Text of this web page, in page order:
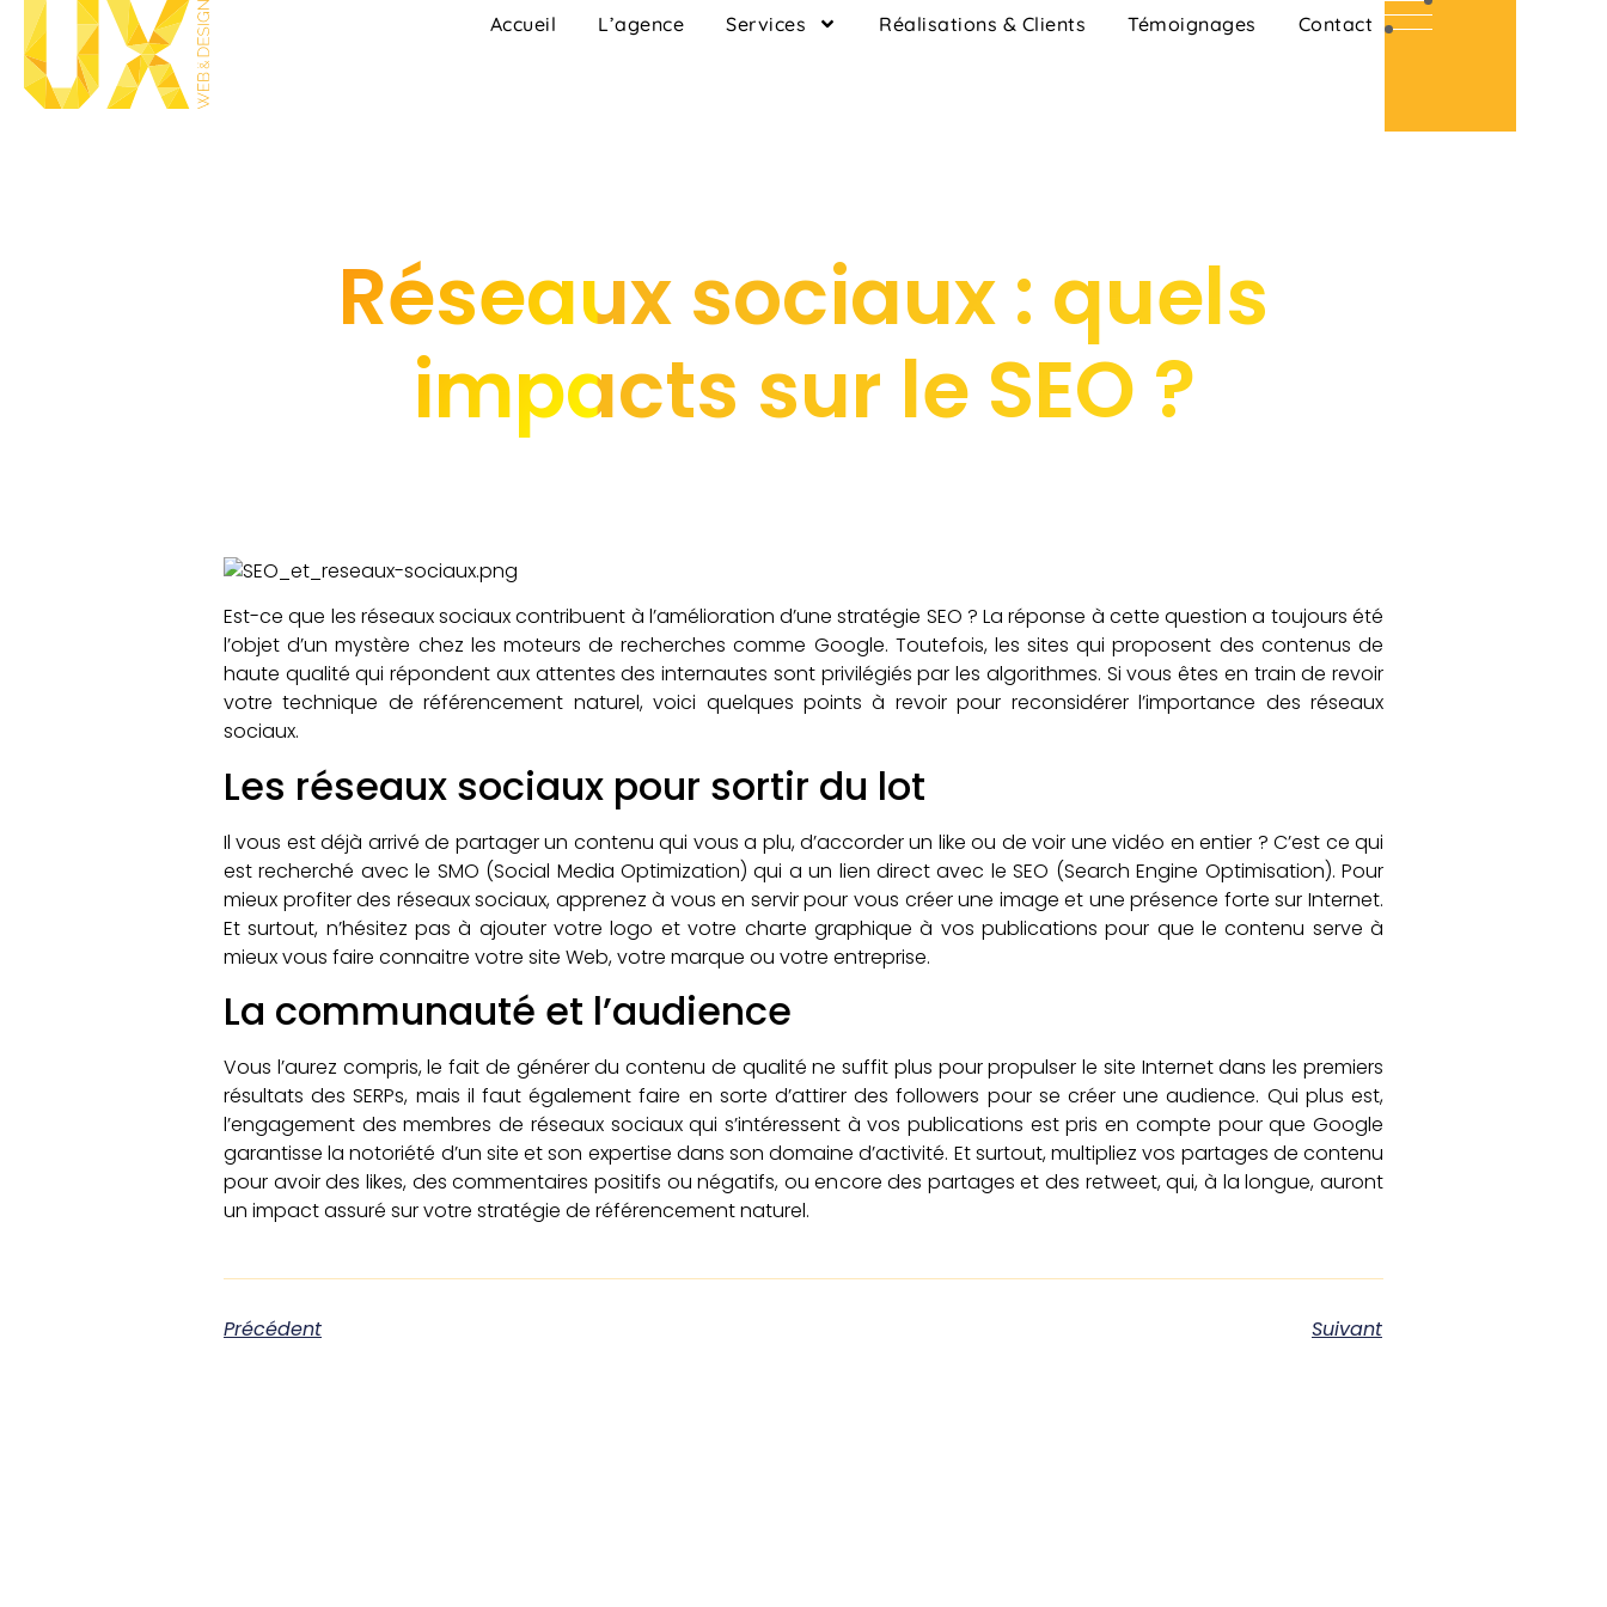
Accueil L’agence Services Réalisations & Clients Témoignages Contact
Réseaux sociaux : quels
impacts sur le SEO ?
Est-ce que les réseaux sociaux contribuent à l’amélioration d’une stratégie SEO ? La réponse à cette question a toujours été
l’objet d’un mystère chez les moteurs de recherches comme Google. Toutefois, les sites qui proposent des contenus de
haute qualité qui répondent aux attentes des internautes sont privilégiés par les algorithmes. Si vous êtes en train de revoir
votre technique de référencement naturel, voici quelques points à revoir pour reconsidérer l’importance des réseaux
sociaux.
Les réseaux sociaux pour sortir du lot
Il vous est déjà arrivé de partager un contenu qui vous a plu, d’accorder un like ou de voir une vidéo en entier ? C’est ce qui
est recherché avec le SMO (Social Media Optimization) qui a un lien direct avec le SEO (Search Engine Optimisation). Pour
mieux profiter des réseaux sociaux, apprenez à vous en servir pour vous créer une image et une présence forte sur Internet.
Et surtout, n’hésitez pas à ajouter votre logo et votre charte graphique à vos publications pour que le contenu serve à
mieux vous faire connaitre votre site Web, votre marque ou votre entreprise.
La communauté et l’audience
Vous l’aurez compris, le fait de générer du contenu de qualité ne suffit plus pour propulser le site Internet dans les premiers
résultats des SERPs, mais il faut également faire en sorte d’attirer des followers pour se créer une audience. Qui plus est,
l’engagement des membres de réseaux sociaux qui s’intéressent à vos publications est pris en compte pour que Google
garantisse la notoriété d’un site et son expertise dans son domaine d’activité. Et surtout, multipliez vos partages de contenu
pour avoir des likes, des commentaires positifs ou négatifs, ou encore des partages et des retweet, qui, à la longue, auront
un impact assuré sur votre stratégie de référencement naturel.
Précédent Suivant